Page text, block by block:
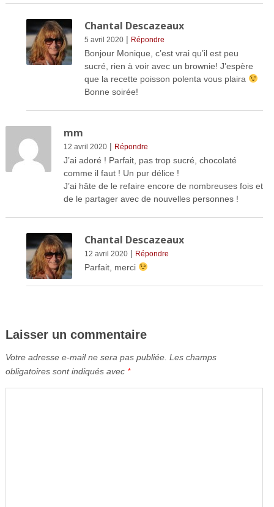
Chantal Descazeaux
5 avril 2020| Répondre
Bonjour Monique, c’est vrai qu’il est peu
sucré, rien à voir avec un brownie! J’espère
que la recette poisson polenta vous plaira
Bonne soirée!
mm
12 avril 2020| Répondre
J’ai adoré ! Parfait, pas trop sucré, chocolaté
comme il faut ! Un pur délice !
J’ai hâte de le refaire encore de nombreuses fois et
de le partager avec de nouvelles personnes !
Chantal Descazeaux
12 avril 2020| Répondre
Parfait, merci
Laisser un commentaire
Votre adresse e-mail ne sera pas publiée. Les champs
obligatoires sont indiqués avec *